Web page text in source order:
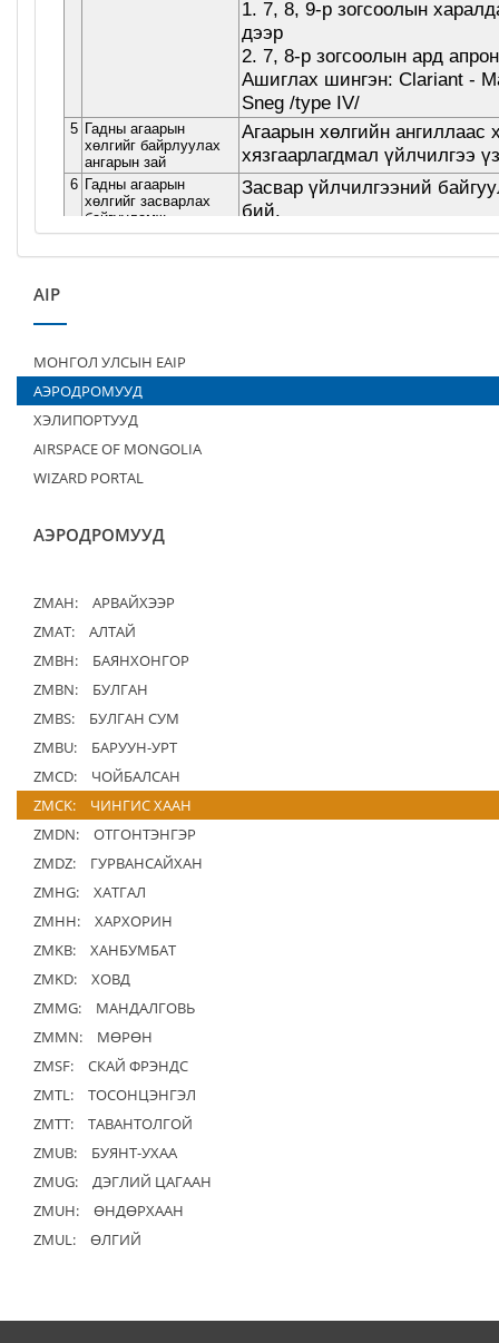
AIP
МОНГОЛ УЛСЫН EAIP
АЭРОДРОМУУД
ХЭЛИПОРТУУД
AIRSPACE OF MONGOLIA
WIZARD PORTAL
АЭРОДРОМУУД
ZMAH:
АРВАЙХЭЭР
ZMAT:
АЛТАЙ
ZMBH:
БАЯНХОНГОР
ZMBN:
БУЛГАН
ZMBS:
БУЛГАН СУМ
ZMBU:
БАРУУН-УРТ
ZMCD:
ЧОЙБАЛСАН
ZMCK:
ЧИНГИС ХААН
ZMDN:
ОТГОНТЭНГЭР
ZMDZ:
ГУРВАНСАЙХАН
ZMHG:
ХАТГАЛ
ZMHH:
ХАРХОРИН
ZMKB:
ХАНБУМБАТ
ZMKD:
ХОВД
ZMMG:
МАНДАЛГОВЬ
ZMMN:
МӨРӨН
ZMSF:
СКАЙ ФРЭНДС
ZMTL:
ТОСОНЦЭНГЭЛ
ZMTT:
ТАВАНТОЛГОЙ
ZMUB:
БУЯНТ-УХАА
ZMUG:
ДЭГЛИЙ ЦАГААН
ZMUH:
ӨНДӨРХААН
ZMUL:
ӨЛГИЙ